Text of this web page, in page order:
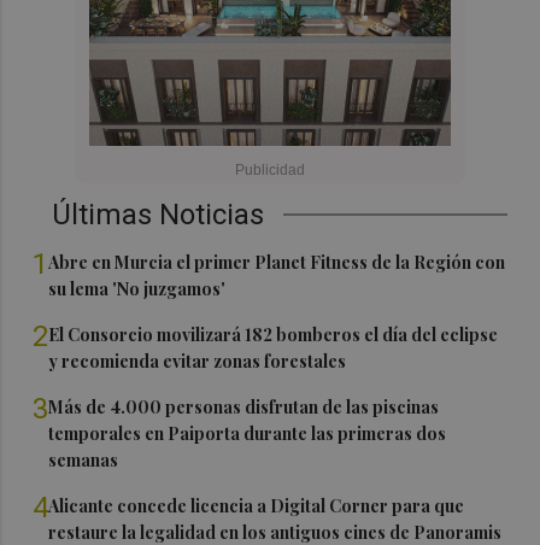
Últimas Noticias
1Abre en Murcia el primer Planet Fitness de la Región con
su lema 'No juzgamos'
2El Consorcio movilizará 182 bomberos el día del eclipse
y recomienda evitar zonas forestales
3Más de 4.000 personas disfrutan de las piscinas
temporales en Paiporta durante las primeras dos
semanas
4Alicante concede licencia a Digital Corner para que
restaure la legalidad en los antiguos cines de Panoramis